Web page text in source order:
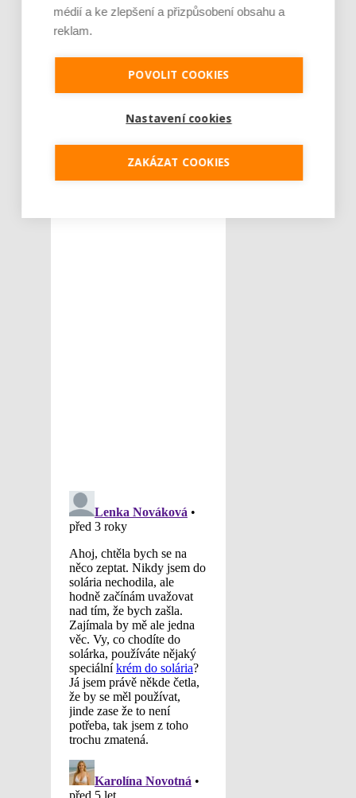
ŠTÍTKY :
médií a ke zlepšení a přizpůsobení obsahu a
reklam.
POVOLIT COOKIES
Nastavení cookies
ZAKÁZAT COOKIES